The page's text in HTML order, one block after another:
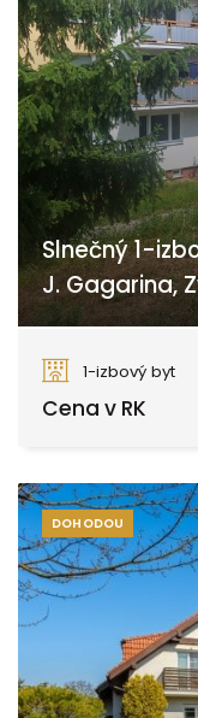
Slnečný 1-
J. Gagarina,
1-izbový byt
Cena v RK
DOHODOU